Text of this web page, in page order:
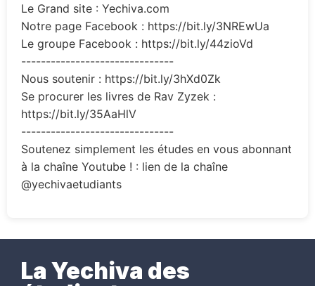
Le Grand site : Yechiva.com
Notre page Facebook : https://bit.ly/3NREwUa
Le groupe Facebook : https://bit.ly/44zioVd
-------------------------------
Nous soutenir : https://bit.ly/3hXd0Zk
Se procurer les livres de Rav Zyzek :
https://bit.ly/35AaHlV
-------------------------------
Soutenez simplement les études en vous abonnant
à la chaîne Youtube ! : lien de la chaîne
@yechivaetudiants
La Yechiva des